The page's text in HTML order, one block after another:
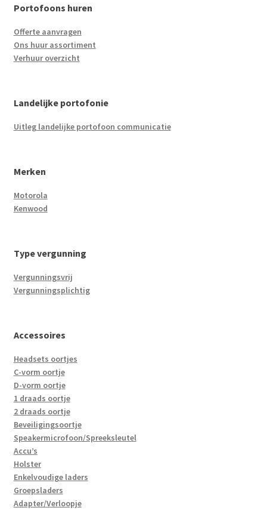
Portofoons huren
Offerte aanvragen
Ons huur assortiment
Verhuur overzicht
Landelijke portofonie
Uitleg landelijke portofoon communicatie
Merken
Motorola
Kenwood
Type vergunning
Vergunningsvrij
Vergunningsplichtig
Accessoires
Headsets oortjes
C-vorm oortje
D-vorm oortje
1 draads oortje
2 draads oortje
Beveiligingsoortje
Speakermicrofoon/Spreeksleutel
Accu’s
Holster
Enkelvoudige laders
Groepsladers
Adapter/Verloopje